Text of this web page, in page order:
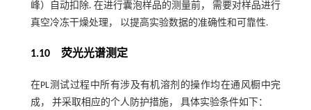
峰）自动扣除. 在进行囊泡样品的测量前， 需要对样品进行
真空冷冻干燥处理， 以提高实验数据的准确性和可靠性.
1.10 荧光光谱测定
在PL测试过程中所有涉及有机溶剂的操作均在通风橱中完
成， 并采取相应的个人防护措施， 具体实验条件如下：